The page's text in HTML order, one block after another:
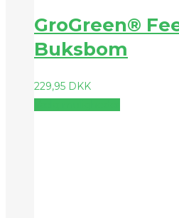
GroGreen®
Buksbom
229,95 DKK